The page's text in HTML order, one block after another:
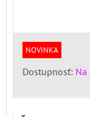
NOVINKA
Dostupnosť: